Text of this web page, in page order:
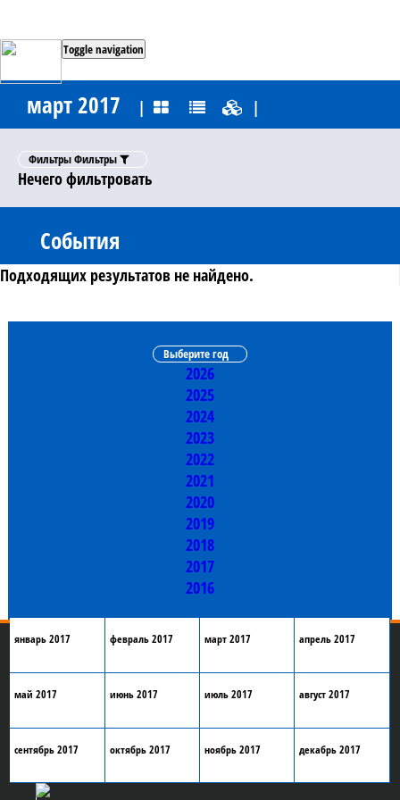
Toggle navigation
март 2017 | |
ФильтрыФильтры
Нечего фильтровать
События
Подходящих результатов не найдено.
Выберите год
2026
2025
2024
2023
2022
2021
2020
2019
2018
2017
2016
январь 2017 февраль 2017 март 2017 апрель 2017
май 2017 июнь 2017 июль 2017 август 2017
сентябрь 2017 октябрь 2017 ноябрь 2017 декабрь 2017